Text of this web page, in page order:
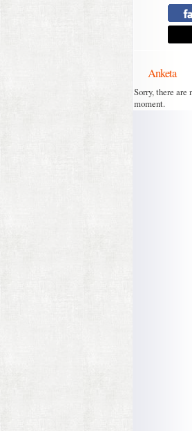
Anketa
Sorry, there are
moment.